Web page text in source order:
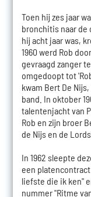
Toen hij zes jaar
bronchitis naar de
hij acht jaar was,
1960 werd Rob
gevraagd zanger
omgedoopt tot
kwam Bert De
band. In oktober
talentenjacht van
Rob en zijn broer
de Nijs en de
In 1962 sleepte
een
liefste die ik ken"
nummer "Ritme